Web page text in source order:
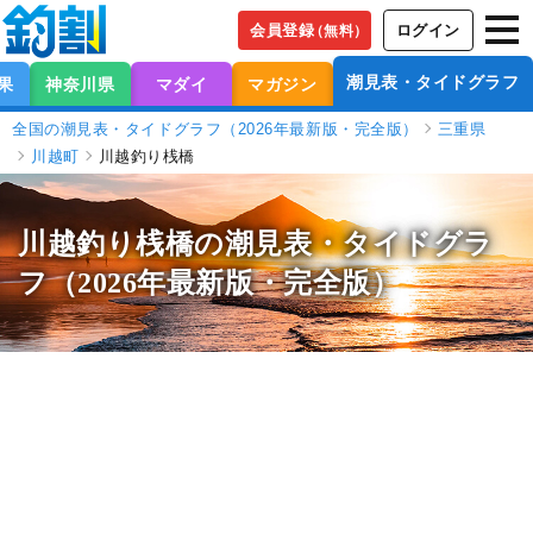
会員登録（無料） ログイン
神奈川県 マダイ マガジン 潮見表・タイドグラフ
全国の潮見表・タイドグラフ（2026年最新版・完全版）
三重県
川越町
川越釣り桟橋
川越釣り桟橋の潮見表・タイドグラ
フ（2026年最新版・完全版）